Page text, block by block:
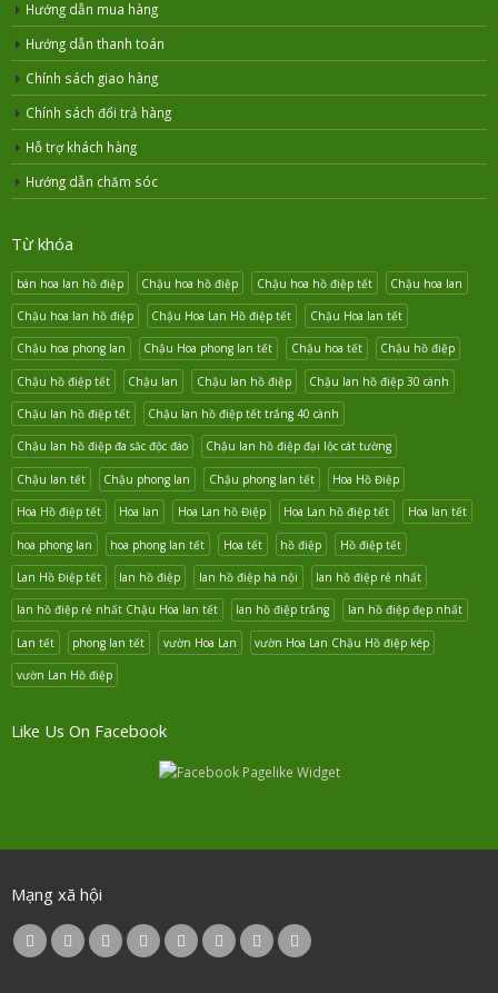
Hướng dẫn mua hàng
Hướng dẫn thanh toán
Chính sách giao hàng
Chính sách đổi trả hàng
Hỗ trợ khách hàng
Hướng dẫn chăm sóc
Từ khóa
bán hoa lan hồ điệp Chậu hoa hồ điệp Chậu hoa hồ điệp tết Chậu hoa lan
Chậu hoa lan hồ điệp Chậu Hoa Lan Hồ điệp tết Chậu Hoa lan tết
Chậu hoa phong lan Chậu Hoa phong lan tết Chậu hoa tết Chậu hồ điệp
Chậu hồ điệp tết Chậu lan Chậu lan hồ điệp Chậu lan hồ điệp 30 cành
Chậu lan hồ điệp tết Chậu lan hồ điệp tết trắng 40 cành
Chậu lan hồ điệp đa săc độc đáo Chậu lan hồ điệp đại lộc cát tường
Chậu lan tết Chậu phong lan Chậu phong lan tết Hoa Hồ Điệp
Hoa Hồ điệp tết Hoa lan Hoa Lan hồ Điệp Hoa Lan hồ điệp tết Hoa lan tết
hoa phong lan hoa phong lan tết Hoa tết hồ điệp Hồ điệp tết
Lan Hồ Điệp tết lan hồ điệp lan hồ điệp hà nội lan hồ điệp rẻ nhất
lan hồ điệp rẻ nhất Chậu Hoa lan tết lan hồ điệp trắng lan hồ điệp đẹp nhất
Lan tết phong lan tết vườn Hoa Lan vườn Hoa Lan Chậu Hồ điệp kép
vườn Lan Hồ điệp
Like Us On Facebook
Mạng xã hội